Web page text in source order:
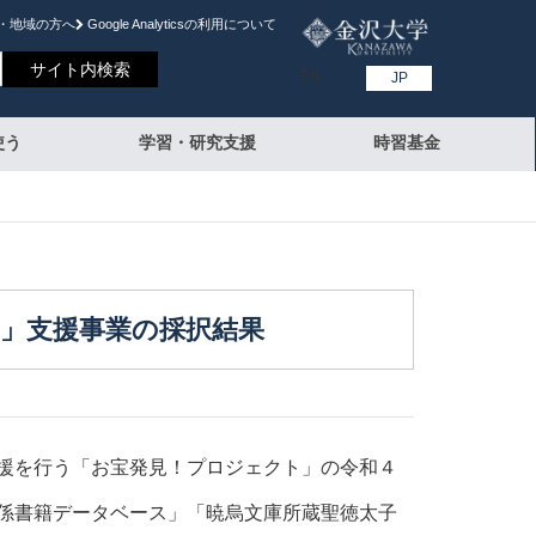
地域の方へ Google Analyticsの利⽤について
EN JP
学習・研究支援 時習基金
支援事業の採択結果
を行う「お宝発見！プロジェクト」の令和４
書籍データベース」「暁烏文庫所蔵聖徳太子